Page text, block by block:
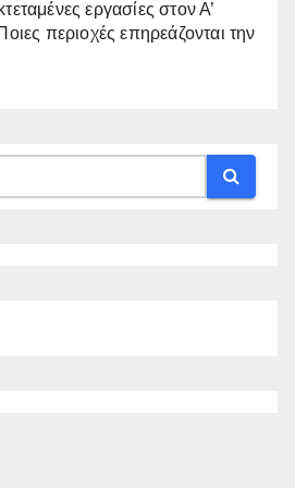
εργασίες στον Α’
περιοχές επηρεάζονται την